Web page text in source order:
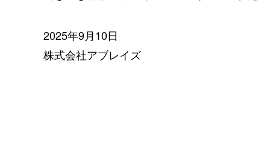
2025年9月10日
株式会社アブレイズ